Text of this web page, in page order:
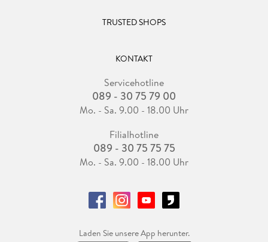
TRUSTED SHOPS
KONTAKT
Servicehotline
089 - 30 75 79 00
Mo. - Sa. 9.00 - 18.00 Uhr
Filialhotline
089 - 30 75 75 75
Mo. - Sa. 9.00 - 18.00 Uhr
Laden Sie unsere App herunter.